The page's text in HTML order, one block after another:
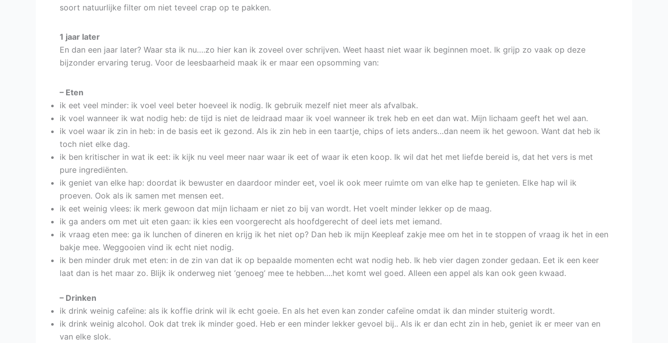
soort natuurlijke filter om niet teveel crap op te pakken.
1 jaar later
En dan een jaar later? Waar sta ik nu….zo hier kan ik zoveel over schrijven. Weet haast niet waar ik beginnen moet. Ik grijp zo vaak op deze
bijzonder ervaring terug. Voor de leesbaarheid maak ik er maar een opsomming van:
– Eten
ik eet veel minder: ik voel veel beter hoeveel ik nodig. Ik gebruik mezelf niet meer als afvalbak.
ik voel wanneer ik wat nodig heb: de tijd is niet de leidraad maar ik voel wanneer ik trek heb en eet dan wat. Mijn lichaam geeft het wel aan.
ik voel waar ik zin in heb: in de basis eet ik gezond. Als ik zin heb in een taartje, chips of iets anders…dan neem ik het gewoon. Want dat heb ik
toch niet elke dag.
ik ben kritischer in wat ik eet: ik kijk nu veel meer naar waar ik eet of waar ik eten koop. Ik wil dat het met liefde bereid is, dat het vers is met
pure ingrediënten.
ik geniet van elke hap: doordat ik bewuster en daardoor minder eet, voel ik ook meer ruimte om van elke hap te genieten. Elke hap wil ik
proeven. Ook als ik samen met mensen eet.
ik eet weinig vlees: ik merk gewoon dat mijn lichaam er niet zo bij van wordt. Het voelt minder lekker op de maag.
ik ga anders om met uit eten gaan: ik kies een voorgerecht als hoofdgerecht of deel iets met iemand.
ik vraag eten mee: ga ik lunchen of dineren en krijg ik het niet op? Dan heb ik mijn Keepleaf zakje mee om het in te stoppen of vraag ik het in een
bakje mee. Weggooien vind ik echt niet nodig.
ik ben minder druk met eten: in de zin van dat ik op bepaalde momenten echt wat nodig heb. Ik heb vier dagen zonder gedaan. Eet ik een keer
laat dan is het maar zo. Blijk ik onderweg niet ‘genoeg’ mee te hebben….het komt wel goed. Alleen een appel als kan ook geen kwaad.
– Drinken
ik drink weinig cafeïne: als ik koffie drink wil ik echt goeie. En als het even kan zonder cafeïne omdat ik dan minder stuiterig wordt.
ik drink weinig alcohol. Ook dat trek ik minder goed. Heb er een minder lekker gevoel bij.. Als ik er dan echt zin in heb, geniet ik er meer van en
van elke slok.